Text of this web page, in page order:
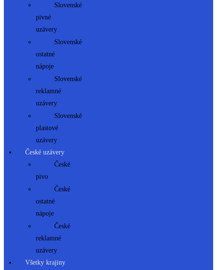
Slovenské
pivné
uzávery
Slovenské
ostatné
nápoje
Slovenské
reklamné
uzávery
Slovenské
plastové
uzávery
České uzávery
České
pivo
České
ostatné
nápoje
České
reklamné
uzávery
Všetky krajiny